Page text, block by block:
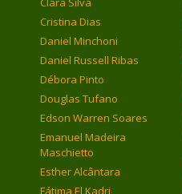
Cristina Dias
Daniel Minchoni
Daniel Russell Ribas
Débora Pinto
Douglas Tufano
Edson Warren Soares
Emanuel Madeira
Maschietto
Esther Alcântara
Fátima El Kadri